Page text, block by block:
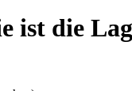
ist die